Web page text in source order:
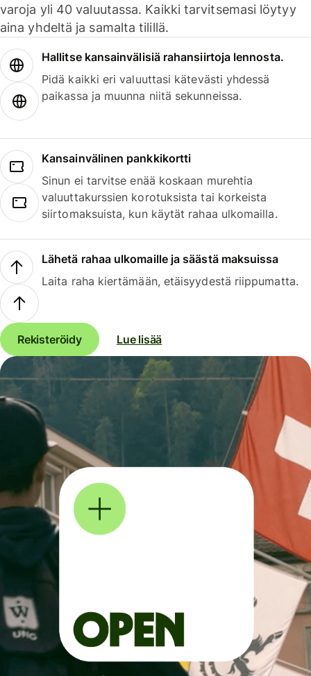
varoja yli 40 valuutassa. Kaikki tarvitsemasi löytyy
aina yhdeltä ja samalta tilillä.
Hallitse kansainvälisiä rahansiirtoja lennosta.
Pidä kaikki eri valuuttasi kätevästi yhdessä
paikassa ja muunna niitä sekunneissa.
Kansainvälinen pankkikortti
Sinun ei tarvitse enää koskaan murehtia
valuuttakurssien korotuksista tai korkeista
siirtomaksuista, kun käytät rahaa ulkomailla.
Lähetä rahaa ulkomaille ja säästä maksuissa
Laita raha kiertämään, etäisyydestä riippumatta.
Rekisteröidy Lue lisää